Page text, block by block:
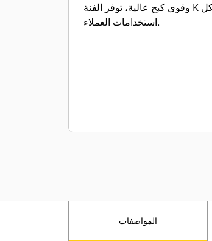
وقوى كبح عالية، توفر الفئة K حلاً فائقًا لكل
استخدامات العملاء.
المواصفات